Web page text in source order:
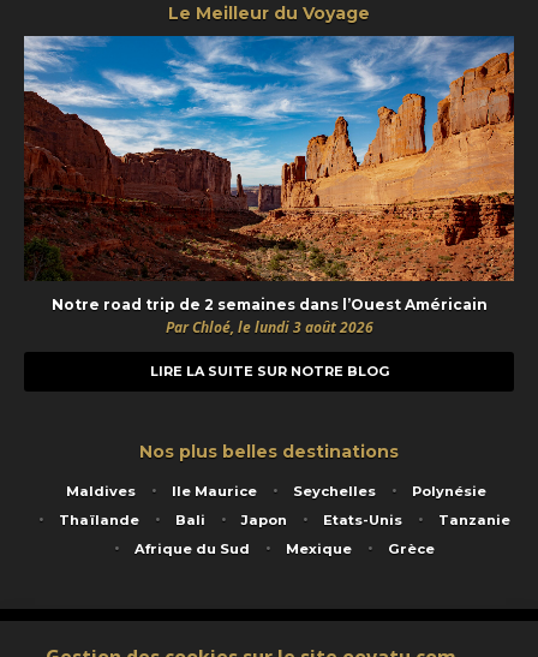
Le Meilleur du Voyage
Notre road trip de 2 semaines dans l’Ouest Américain
Par Chloé, le lundi 3 août 2026
LIRE LA SUITE SUR NOTRE BLOG
Nos plus belles destinations
Maldives Ile Maurice Seychelles
Polynésie
Thaïlande
Bali Japon Etats-Unis
Tanzanie
Afrique du Sud
Mexique Grèce
Service animé par Nautil Voyages - 22 rue Georges Picquart 75017 Paris - S.A.S